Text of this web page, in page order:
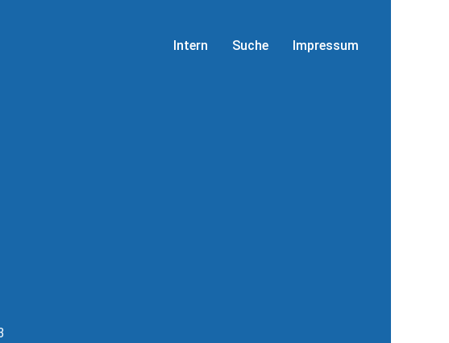
Intern Suche Impressum